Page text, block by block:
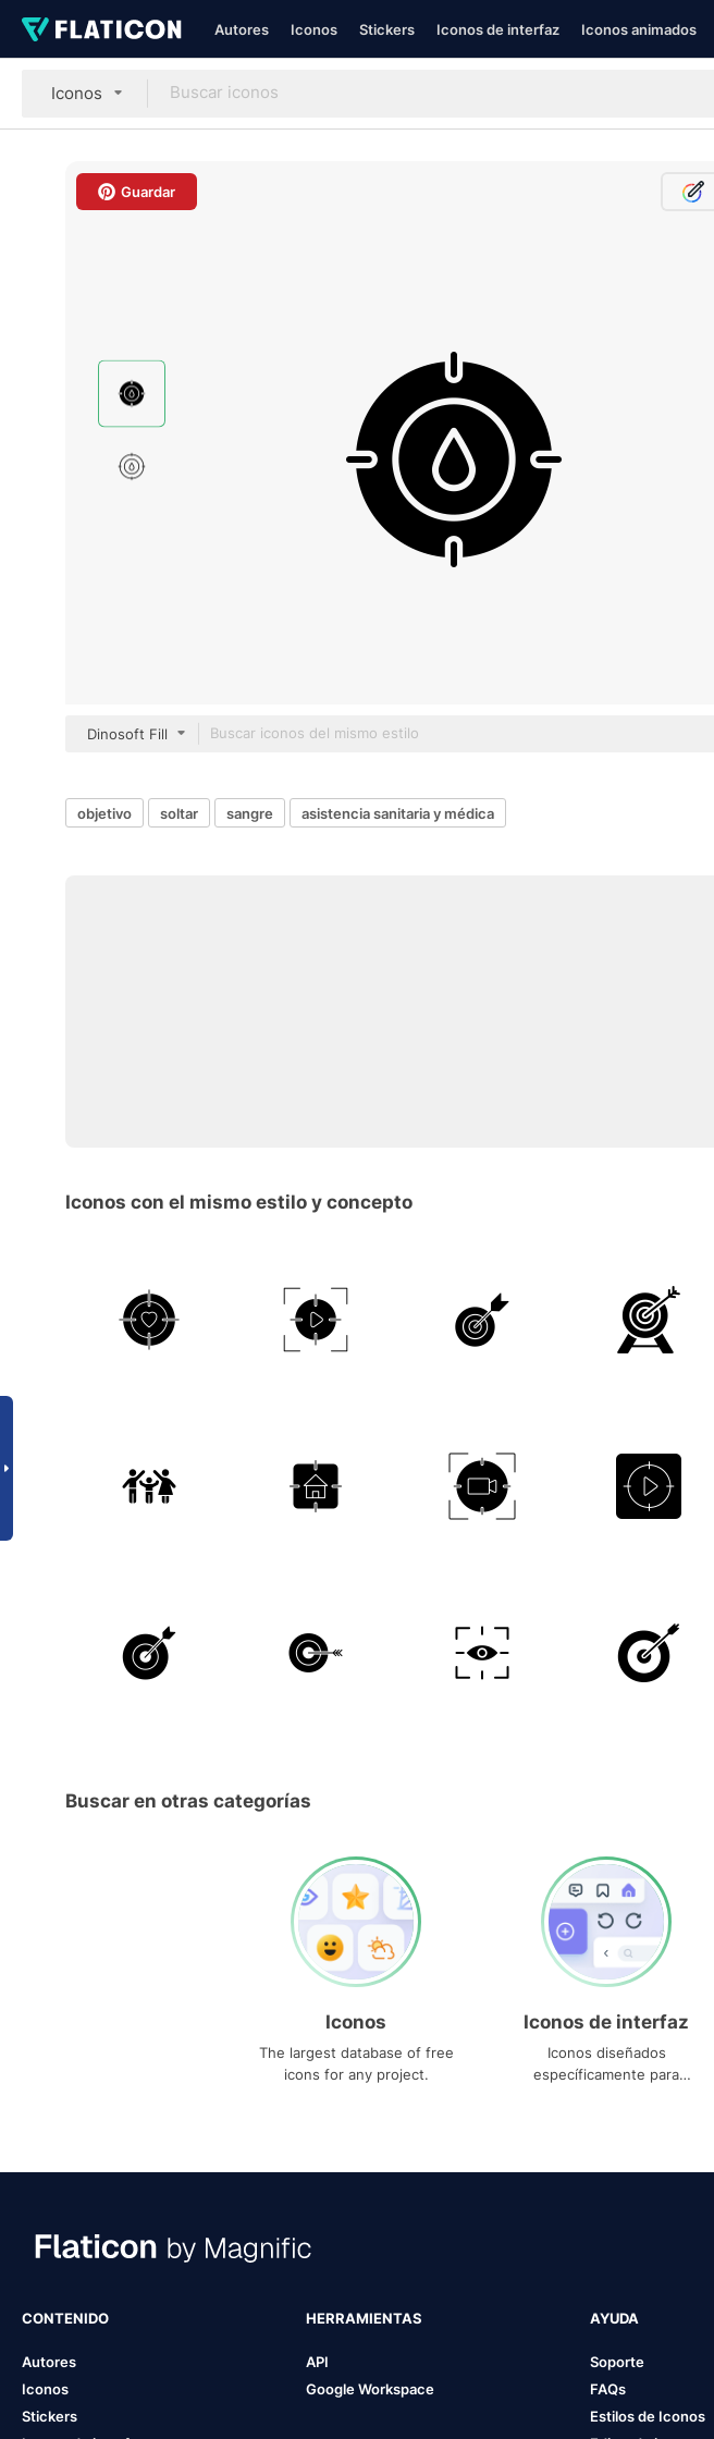
Autores Iconos Stickers Iconos de interfaz Iconos animados
Iconos
Guardar
Dinosoft Fill
objetivo soltar sangre asistencia sanitaria y médica
Iconos con el mismo estilo y concepto
Buscar en otras categorías
Iconos
The largest database of free
icons for any project.
Iconos de interfaz
Iconos diseñados
específicamente para
CONTENIDO
Autores
Iconos
Stickers
HERRAMIENTAS
API
Google Workspace
AYUDA
Soporte
FAQs
Estilos de Iconos